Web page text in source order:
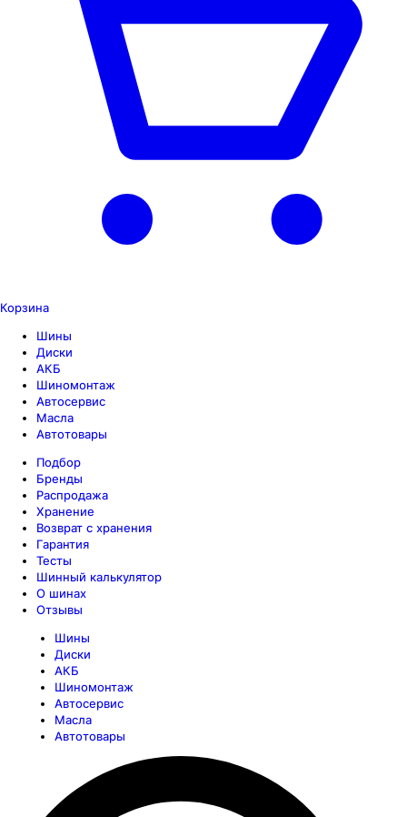
Корзина
Шины
Диски
АКБ
Шиномонтаж
Автосервис
Масла
Автотовары
Подбор
Бренды
Распродажа
Хранение
Возврат с хранения
Гарантия
Тесты
Шинный калькулятор
О шинах
Отзывы
Шины
Диски
АКБ
Шиномонтаж
Автосервис
Масла
Автотовары